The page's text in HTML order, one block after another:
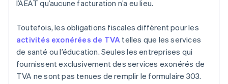
l’AEAT qu’aucune facturation n’a eu lieu.
Toutefois, les obligations fiscales diffèrent pour les
activités exonérées de TVA telles que les services
de santé ou l’éducation. Seules les entreprises qui
fournissent exclusivement des services exonérés de
TVA ne sont pas tenues de remplir le formulaire 303.